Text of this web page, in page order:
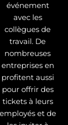
événement
avec les
collègues de
travail. De
nombreuses
entreprises en
profitent aussi
pour offrir des
tickets à leurs
employés et de